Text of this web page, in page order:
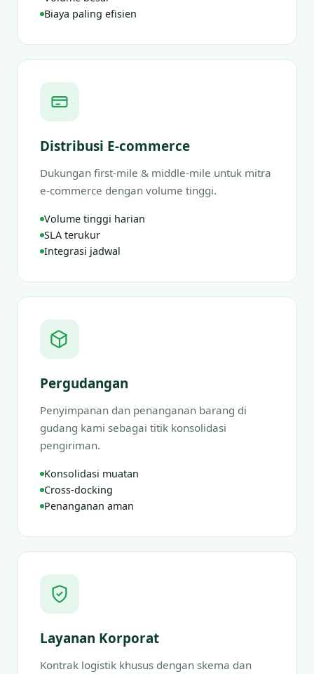
Biaya paling efisien
Distribusi E-commerce
Dukungan first-mile & middle-mile untuk mitra
e-commerce dengan volume tinggi.
Volume tinggi harian
SLA terukur
Integrasi jadwal
Pergudangan
Penyimpanan dan penanganan barang di
gudang kami sebagai titik konsolidasi
pengiriman.
Konsolidasi muatan
Cross-docking
Penanganan aman
Layanan Korporat
Kontrak logistik khusus dengan skema dan